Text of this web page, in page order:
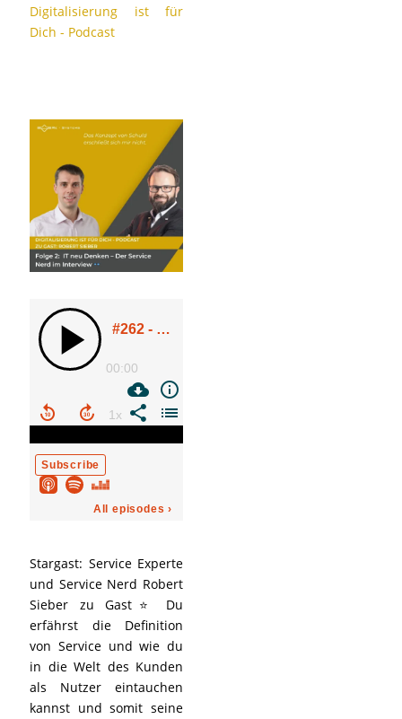
Digitalisierung ist für
Dich - Podcast
Stargast: Service Experte
und Service Nerd Robert
Sieber zu Gast⭐ Du
erfährst die Definition
von Service und wie du
in die Welt des Kunden
als Nutzer eintauchen
kannst und somit seine